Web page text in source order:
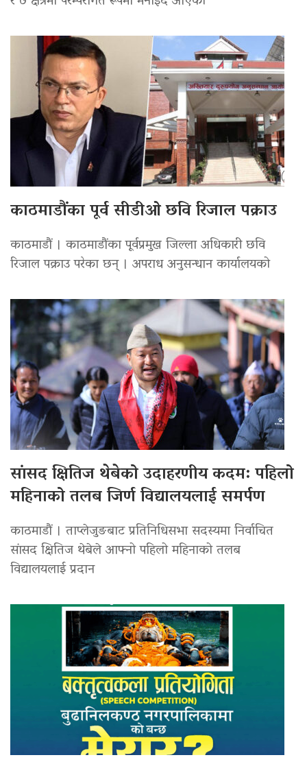
काठमाडौंका पूर्व सीडीओ छवि रिजाल पक्राउ
काठमाडौं । काठमाडौंका पूर्वप्रमुख जिल्ला अधिकारी छवि
रिजाल पक्राउ परेका छन् । अपराध अनुसन्धान कार्यालयको
सांसद क्षितिज थेबेको उदाहरणीय कदम: पहिलो
महिनाको तलब जिर्ण विद्यालयलाई समर्पण
काठमाडौं । ताप्लेजुङबाट प्रतिनिधिसभा सदस्यमा निर्वाचित
सांसद क्षितिज थेबेले आफ्नो पहिलो महिनाको तलब
विद्यालयलाई प्रदान